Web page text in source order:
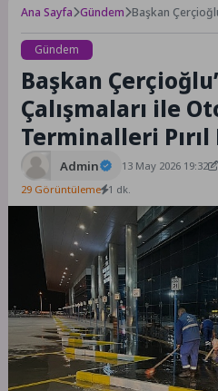
Ana Sayfa Gündem Başkan
Gündem
Başkan
Çalışmaları ile
Terminalleri Pırıl
Admin 13 May 2026 19:32
29 Görüntüleme 1 dk.